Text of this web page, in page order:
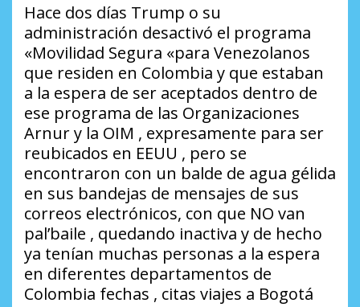
Hace dos días Trump o su
administración desactivó el programa
«Movilidad Segura «para Venezolanos
que residen en Colombia y que estaban
a la espera de ser aceptados dentro de
ese programa de las Organizaciones
Arnur y la OIM , expresamente para ser
reubicados en EEUU , pero se
encontraron con un balde de agua gélida
en sus bandejas de mensajes de sus
correos electrónicos, con que NO van
pal’baile , quedando inactiva y de hecho
ya tenían muchas personas a la espera
en diferentes departamentos de
Colombia fechas , citas viajes a Bogotá